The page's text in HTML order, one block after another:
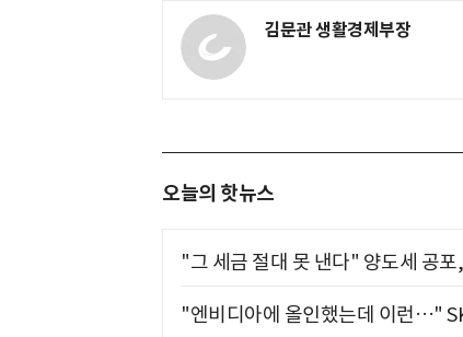
김문관 생활경제부장
오늘의 핫뉴스
"그 세금 절대 못 낸다" 양도세 공
"엔비디아에 올인했는데 이런…"